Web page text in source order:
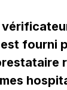
fourni